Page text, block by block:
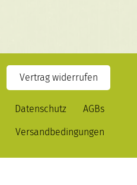
Vertrag widerrufen
Datenschutz AGBs
Versandbedingungen